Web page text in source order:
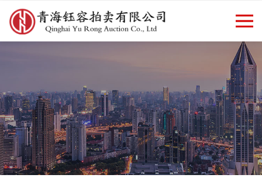
欢迎访问青海钰容拍卖有限公司
官方网站！
返回首页